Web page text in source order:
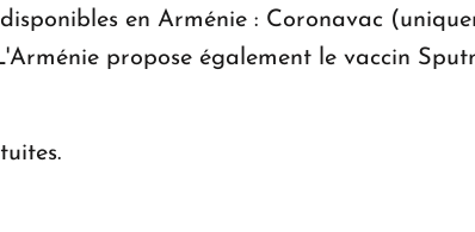
en Arménie : Coronavac
propose également le vaccin